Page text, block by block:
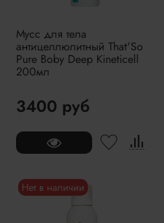
Мусс для тела
антицеллюлитный That'So
Pure Boby Deep Kineticell
200мл
3400 руб
Нет в наличии